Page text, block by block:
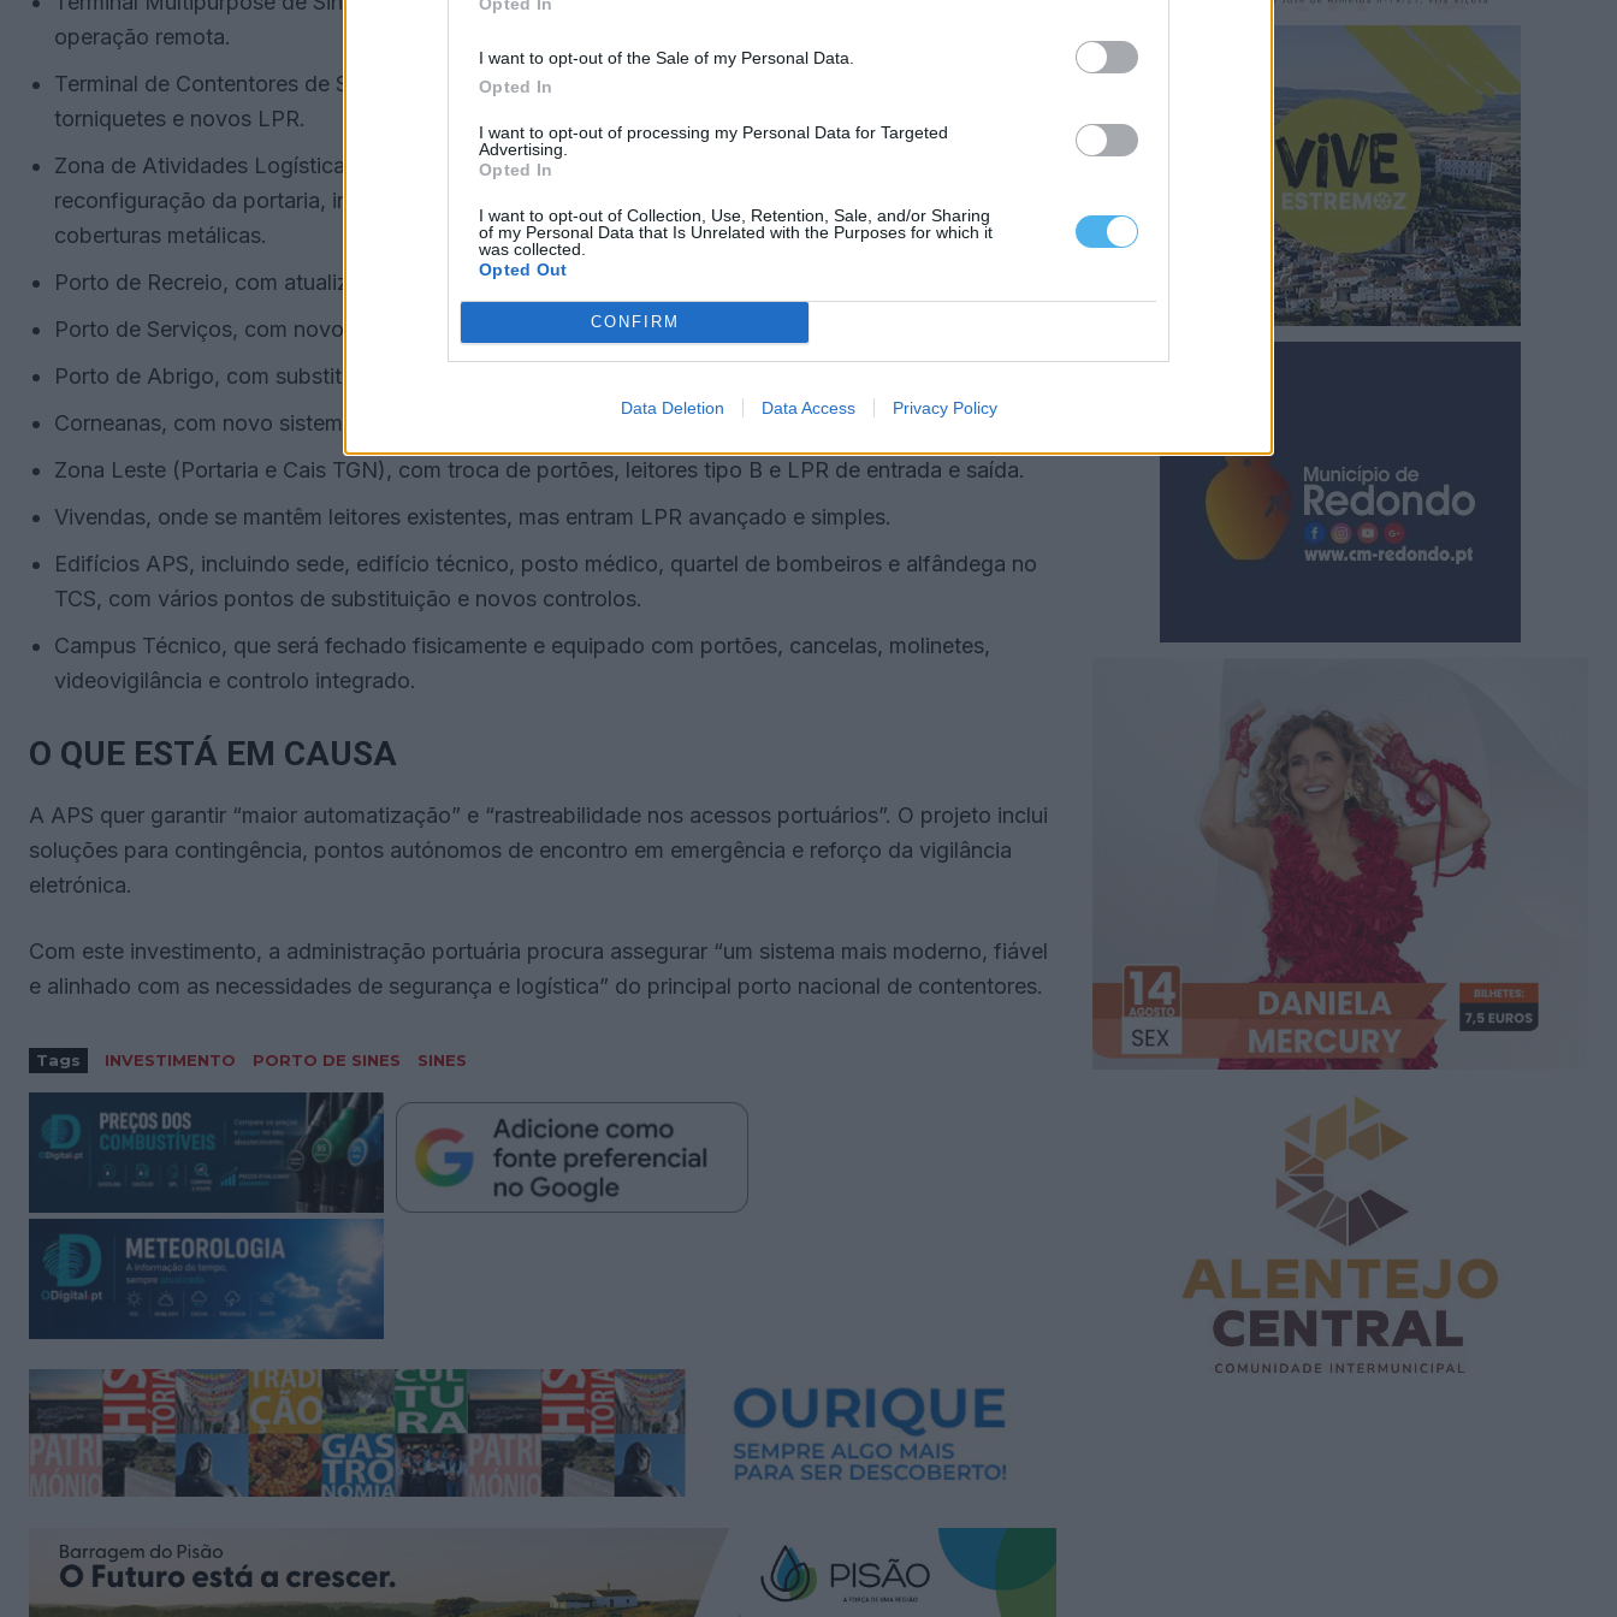
I want to opt-out of the Sale of my Personal Data.
Opted In
I want to opt-out of processing my Personal Data for Targeted
Advertising.
Opted In
I want to opt-out of Collection, Use, Retention, Sale, and/or Sharing
of my Personal Data that Is Unrelated with the Purposes for which it
was collected.
Opted Out
CONFIRM
Data Deletion Data Access Privacy Policy
operação remota.
Terminal de Contentores de Sines (TCS), incluindo substituição de leitores, manutenção de
torniquetes e novos LPR.
Zona de Atividades Logísticas de Sines (ZAL), considerada estratégica, onde será feita
reconfiguração da portaria, instalação de ACCR para contentores, novas cancelas, semáforos e
coberturas metálicas.
Porto de Recreio, com atualização de leitores em pontões e cancelas.
Porto de Serviços, com novos leitores, LPR e reforço do acesso principal.
Porto de Abrigo, com substituição do leitor existente.
Corneanas, com novo sistema de acesso pedonal e viário.
Zona Leste (Portaria e Cais TGN), com troca de portões, leitores tipo B e LPR de entrada e saída.
Vivendas, onde se mantêm leitores existentes, mas entram LPR avançado e simples.
Edifícios APS, incluindo sede, edifício técnico, posto médico, quartel de bombeiros e alfândega no
TCS, com vários pontos de substituição e novos controlos.
Campus Técnico, que será fechado fisicamente e equipado com portões, cancelas, molinetes,
videovigilância e controlo integrado.
O QUE ESTÁ EM CAUSA
A APS quer garantir “maior automatização” e “rastreabilidade nos acessos portuários”. O projeto inclui
soluções para contingência, pontos autónomos de encontro em emergência e reforço da vigilância
eletrónica.
Com este investimento, a administração portuária procura assegurar “um sistema mais moderno, fiável
e alinhado com as necessidades de segurança e logística” do principal porto nacional de contentores.
Tags INVESTIMENTO PORTO DE SINES SINES